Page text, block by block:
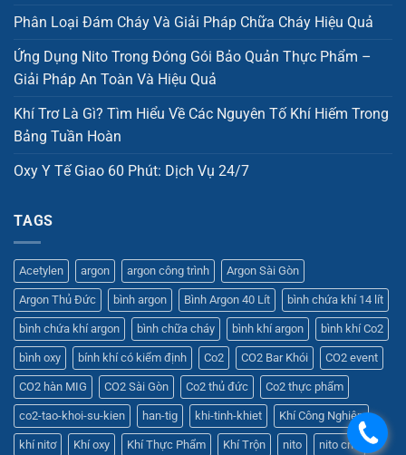
Phân Loại Đám Cháy Và Giải Pháp Chữa Cháy Hiệu Quả
Ứng Dụng Nito Trong Đóng Gói Bảo Quản Thực Phẩm –
Giải Pháp An Toàn Và Hiệu Quả
Khí Trơ Là Gì? Tìm Hiểu Về Các Nguyên Tố Khí Hiếm Trong
Bảng Tuần Hoàn
Oxy Y Tế Giao 60 Phút: Dịch Vụ 24/7
TAGS
Acetylen argon argon công trình Argon Sài Gòn
Argon Thủ Đức bình argon Bình Argon 40 Lít bình chứa khí 14 lít
bình chứa khí argon bình chữa cháy bình khí argon bình khí Co2
bình oxy bính khí có kiểm định Co2 CO2 Bar Khói CO2 event
CO2 hàn MIG CO2 Sài Gòn Co2 thủ đức Co2 thực phẩm
co2-tao-khoi-su-kien han-tig khi-tinh-khiet Khí Công Nghiệp
khí nitơ Khí oxy Khí Thực Phẩm Khí Trộn nito nito cnc
.